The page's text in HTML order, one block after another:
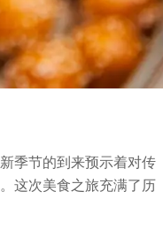
季节的到来预示着对传
这次美食之旅充满了历